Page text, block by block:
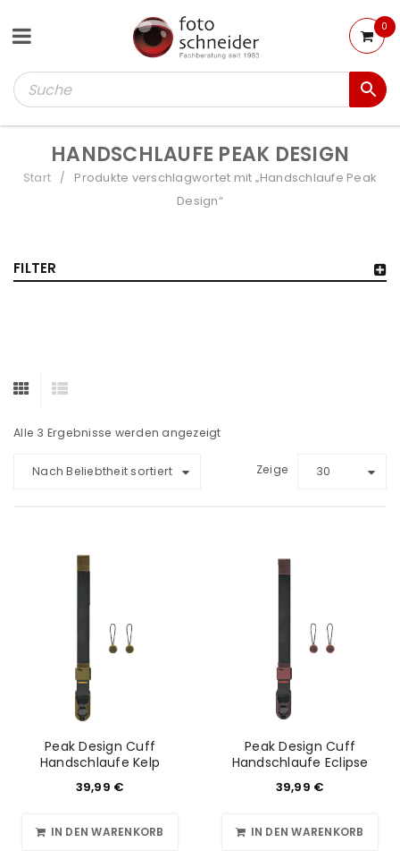
0
HANDSCHLAUFE PEAK DESIGN
Start /
Produkte verschlagwortet mit „Handschlaufe Peak
Design“
FILTER
Alle 3 Ergebnisse werden angezeigt
Nach Beliebtheit sortiert Zeige 30
Peak Design Cuff
Handschlaufe Kelp
39,99 €
IN DEN WARENKORB
Peak Design Cuff
Handschlaufe Eclipse
39,99 €
IN DEN WARENKORB